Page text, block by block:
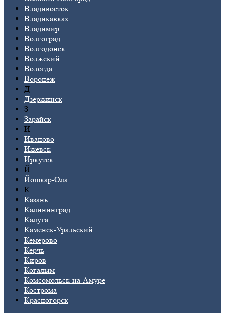
Владивосток
Владикавказ
Владимир
Волгоград
Волгодонск
Волжский
Вологда
Воронеж
Д
Дзержинск
З
Зарайск
И
Иваново
Ижевск
Иркутск
Й
Йошкар-Ола
К
Казань
Калининград
Калуга
Каменск-Уральский
Кемерово
Керчь
Киров
Когалым
Комсомольск-на-Амуре
Кострома
Красногорск